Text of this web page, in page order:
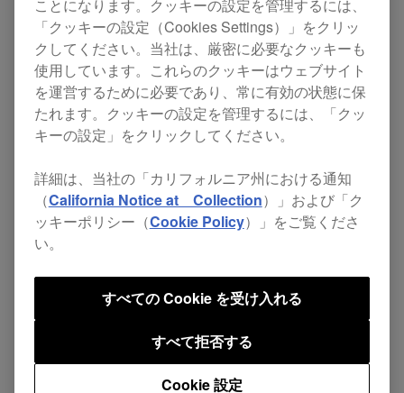
NEW
2026年6月23日
iPadOS 26 互換性情報
ことになります。クッキーの設定を管理するには、
「クッキーの設定（Cookies Settings）」をクリッ
クしてください。当社は、厳密に必要なクッキーも
使用しています。これらのクッキーはウェブサイト
を運営するために必要であり、常に有効の状態に保
たれます。クッキーの設定を管理するには、「クッ
キーの設定」をクリックしてください。
詳細は、当社の「カリフォルニア州における通知
（California Notice at Collection）」および「ク
ッキーポリシー（Cookie Policy）」をご覧くださ
い。
Cookie 設定
すべて拒否する
すべての Cookie を受け入れる